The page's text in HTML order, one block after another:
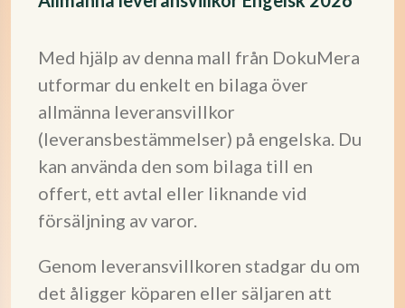
Med hjälp av denna mall från DokuMera
utformar du enkelt en bilaga över
allmänna leveransvillkor
(leveransbestämmelser) på engelska. Du
kan använda den som bilaga till en
offert, ett avtal eller liknande vid
försäljning av varor.
Genom leveransvillkoren stadgar du om
det åligger köparen eller säljaren att